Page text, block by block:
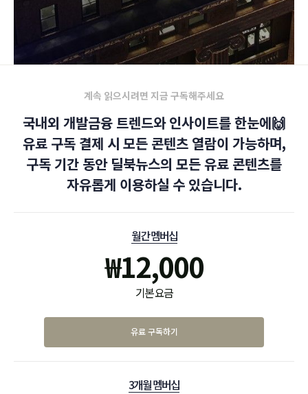
계속 읽으시려면 지금 구독해주세요
국내외 개발금융 트렌드와 인사이트를 한눈에🙌
유료 구독 결제 시 모든 콘텐츠 열람이 가능하며,
구독 기간 동안 딜북뉴스의 모든 유료 콘텐츠를
자유롭게 이용하실 수 있습니다.
월간 멤버십
₩12,000
기본 요금
유료 구독하기
3개월 멤버십